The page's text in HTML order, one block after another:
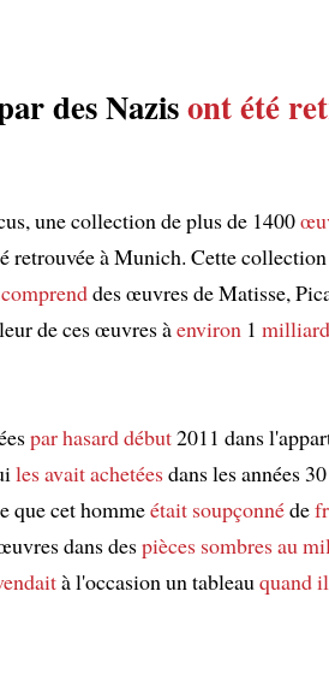
des Nazisont été
une collection de plus de 1400
retrouvée à Munich. Cette
comprenddes œuvres de Matisse,
de ces œuvres àenviron 1 milliard
par hasarddébut2011 dans
les avait achetéesdans les années
que cet hommeétait soupçonnéde
dans despièces sombresau
à l'occasion un tableauquand